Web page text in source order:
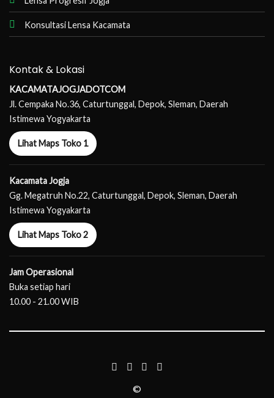
Konsultasi Lensa Kacamata
Kontak & Lokasi
KACAMATAJOGJADOTCOM
Jl. Cempaka No.36, Caturtunggal, Depok, Sleman, Daerah
Istimewa Yogyakarta
Lihat Maps Toko 1
Kacamata Jogja
Gg. Megatruh No.22, Caturtunggal, Depok, Sleman, Daerah
Istimewa Yogyakarta
Lihat Maps Toko 2
Jam Operasional
Buka setiap hari
10.00 - 21.00 WIB
©